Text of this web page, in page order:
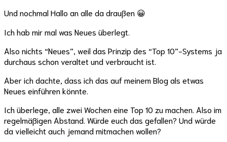
Und nochmal Hallo an alle da draußen 😀
Ich hab mir mal was Neues überlegt.
Also nichts “Neues”, weil das Prinzip des “Top 10”-Systems ja
durchaus schon veraltet und verbraucht ist.
Aber ich dachte, dass ich das auf meinem Blog als etwas
Neues einführen könnte.
Ich überlege, alle zwei Wochen eine Top 10 zu machen. Also im
regelmäßigen Abstand. Würde euch das gefallen? Und würde
da vielleicht auch jemand mitmachen wollen?